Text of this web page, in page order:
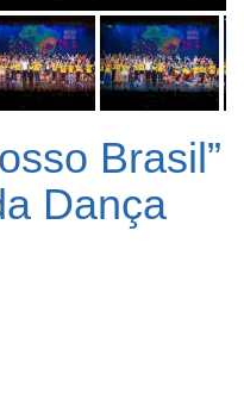
Brasil”
Dança